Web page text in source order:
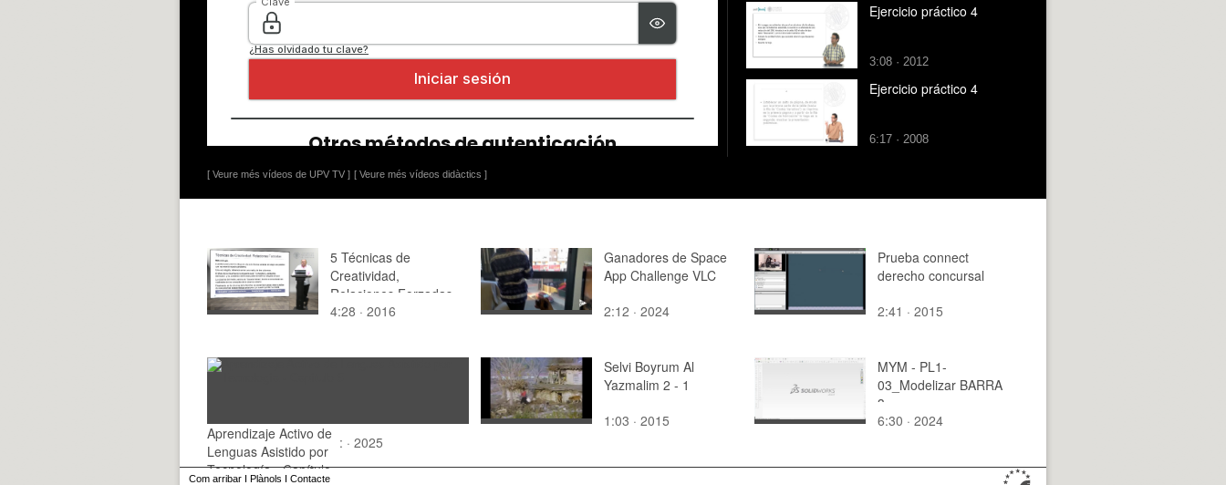
[ Veure més vídeos de UPV TV ] [ Veure més vídeos didàctics ]
Ejercicio práctico 4
3:08 · 2012
Ejercicio práctico 4
6:17 · 2008
5 Técnicas de
Creatividad,
Relaciones Forzadas
4:28 · 2016
Ganadores de Space
App Challenge VLC
2:12 · 2024
Prueba connect
derecho concursal
2:41 · 2015
Aprendizaje Activo de
Lenguas Asistido por
Tecnología - Capítulo
: · 2025
Selvi Boyrum Al
Yazmalim 2 - 1
1:03 · 2015
MYM - PL1-
03_Modelizar BARRA
3
6:30 · 2024
Com arribar I Plànols I Contacte